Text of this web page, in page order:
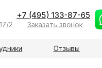
Отзывы
2
+7 (495) 133-87-65
Заказать звонок